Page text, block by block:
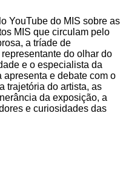
YouTube do MIS sobre as
MIS que circulam pelo
a tríade de
do olhar do
e o especialista da
apresenta e debate com o
trajetória do artista, as
da exposição, a
e curiosidades das